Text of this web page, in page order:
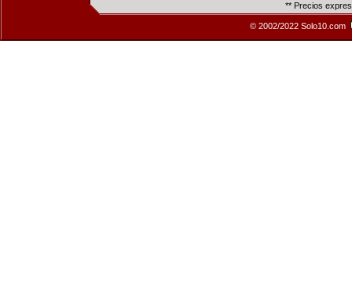
** Precios
© 2002/2022 Solo10.com